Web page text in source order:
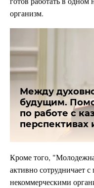
организм.
Между
будущим.
по работе с
перспективах
Кроме того,
активно сотрудничает
некоммерческими